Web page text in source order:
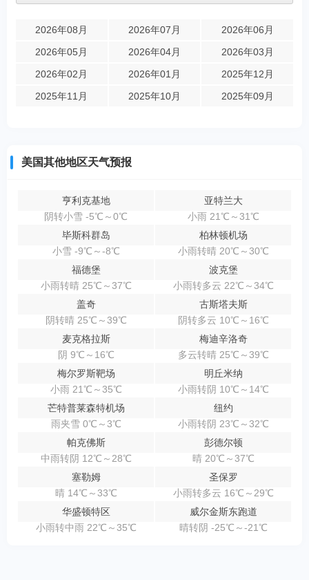
2026年08月 2026年07月
2026年06月
2026年05月
2026年04月
2026年03月
2026年02月
2026年01月
2025年12月
2025年11月
2025年10月 2025年09月
美国其他地区天气预报
亨利克基地
阴转小雪 -5℃～0℃
亚特兰大
小雨 21℃～31℃
毕斯科群岛
小雪 -9℃～-8℃
柏林顿机场
小雨转晴 20℃～30℃
福德堡
小雨转晴 25℃～37℃
波克堡
小雨转多云 22℃～34℃
盖奇
阴转晴 25℃～39℃
古斯塔夫斯
阴转多云 10℃～16℃
麦克格拉斯
阴 9℃～16℃
梅迪辛洛奇
多云转晴 25℃～39℃
梅尔罗斯靶场
小雨 21℃～35℃
明丘米纳
小雨转阴 10℃～14℃
芒特普莱森特机场
雨夹雪 0℃～3℃
纽约
小雨转阴 23℃～32℃
帕克佛斯
中雨转阴 12℃～28℃
彭德尔顿
晴 20℃～37℃
塞勒姆
晴 14℃～33℃
圣保罗
小雨转多云 16℃～29℃
华盛顿特区
小雨转中雨 22℃～35℃
威尔金斯东跑道
晴转阴 -25℃～-21℃